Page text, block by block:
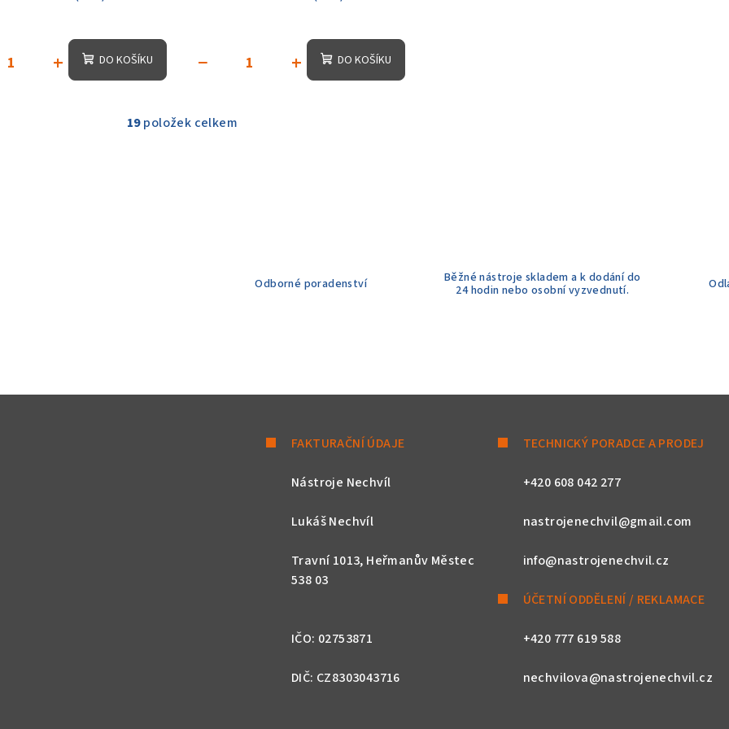
+ DO KOŠÍKU +
− DO KOŠÍKU
O
19položek celkem
Odborné poradenství
Běžné nástroje skladem a k dodání do
24 hodin nebo osobní vyzvednutí.
FAKTURAČNÍ ÚDAJE
Nástroje Nechvíl
Lukáš Nechvíl
Travní 1013, Heřmanův Městec
538 03
IČO: 02753871
DIČ: CZ8303043716
TECHNICKÝ PORADCE A PRODEJ
+420 608 042 277
nastrojenechvil@gmail.com
info@nastrojenechvil.cz
ÚČETNÍ ODDĚLENÍ / REKLAMACE
+420 777 619 588
nechvilova@nastrojenechvil.cz